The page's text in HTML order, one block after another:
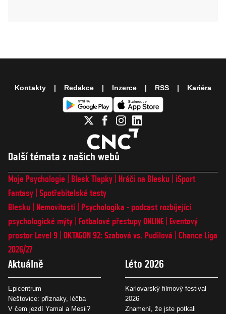
Další témata z našich webů
Moje Psychologie Blesk Tlapky Hráči na Blesku
iSport
Fantasy Spotřebitelské testy
Blesku
Nemovitosti
Psychologika - podcast rozbíjející
psychologické mýty
Fotbalové přestupy ONLINE
Eventový
prostor Level 9 OKTAGON 92: Szabová vs. Pudilová
Chance Liga
2026/27
Aktuálně
Epicentrum
Neštovice: příznaky, léčba
V čem jezdí Yamal a Mesii?
Léto 2026
Karlovarský filmový festival
2026
Znamení, že jste potkali
Kontakty Redakce Inzerce RSS Kariéra